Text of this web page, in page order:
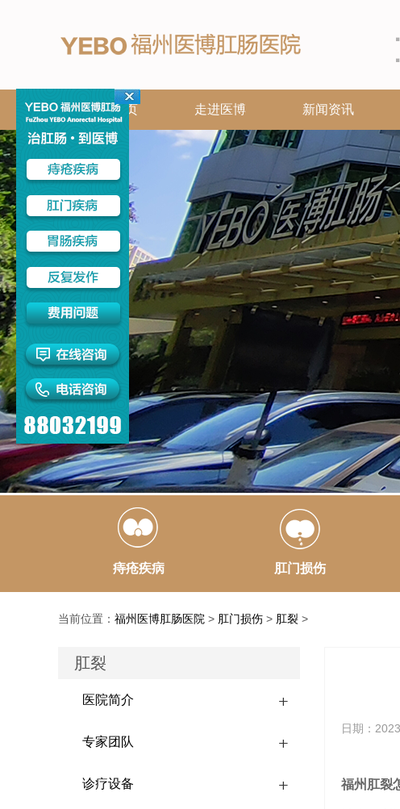
网站首页 走进医博 新闻资讯
痔疮疾病 肛门损伤
当前位置： 福州医博肛肠医院 > 肛门损伤 > 肛裂 >
肛裂
医院简介
专家团队
诊疗设备
日期：
福州肛裂